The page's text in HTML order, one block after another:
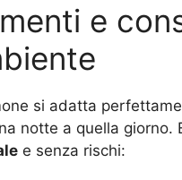
e
si adatta
notte a quella giorno.
e senza rischi: